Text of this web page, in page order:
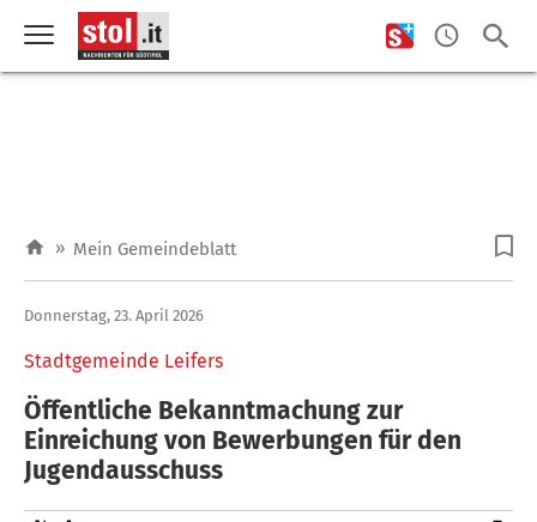
» Mein Gemeindeblatt
Stadtgemeinde Leifers
Donnerstag, 23. April 2026
Öffentliche Bekanntmachung zur
Einreichung von Bewerbungen für den
Jugendausschuss